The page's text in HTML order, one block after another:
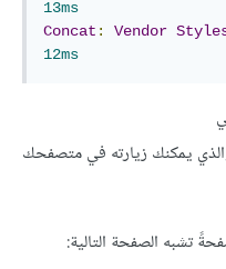
13ms
Concat : Vendor
12ms
يمكنك زيارته في متصفحك
تشبه الصفحة التالية: